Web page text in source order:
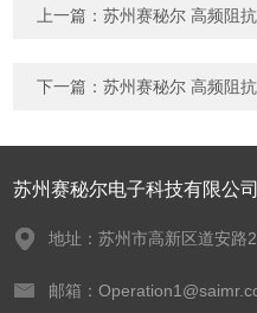
上一篇：苏州赛秘尔 高频阻
下一篇：苏州赛秘尔 高频阻
苏州赛秘尔电子科技有限公司
地址：苏州市高新区道安路
邮箱：